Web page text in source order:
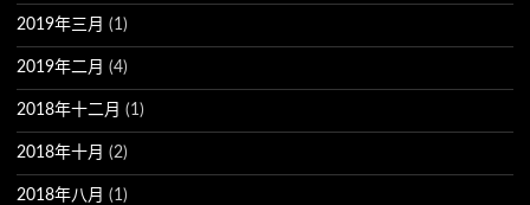
2019年三月 (1)
2019年二月 (4)
2018年十二月 (1)
2018年十月 (2)
2018年八月 (1)